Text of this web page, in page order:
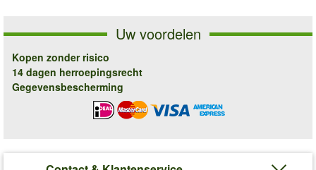
Uw voordelen
Kopen zonder risico
14 dagen herroepingsrecht
Gegevensbescherming